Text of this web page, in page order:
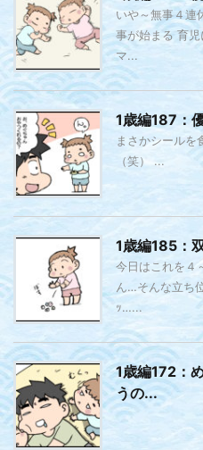
いや～無事４連
事が始まる 育
マ...
1歳編187：
まさかシールを
（笑） ...
1歳編185：
今日はこれを４
ん…そんな立ち
ｯ…...
1歳編172：
うの...